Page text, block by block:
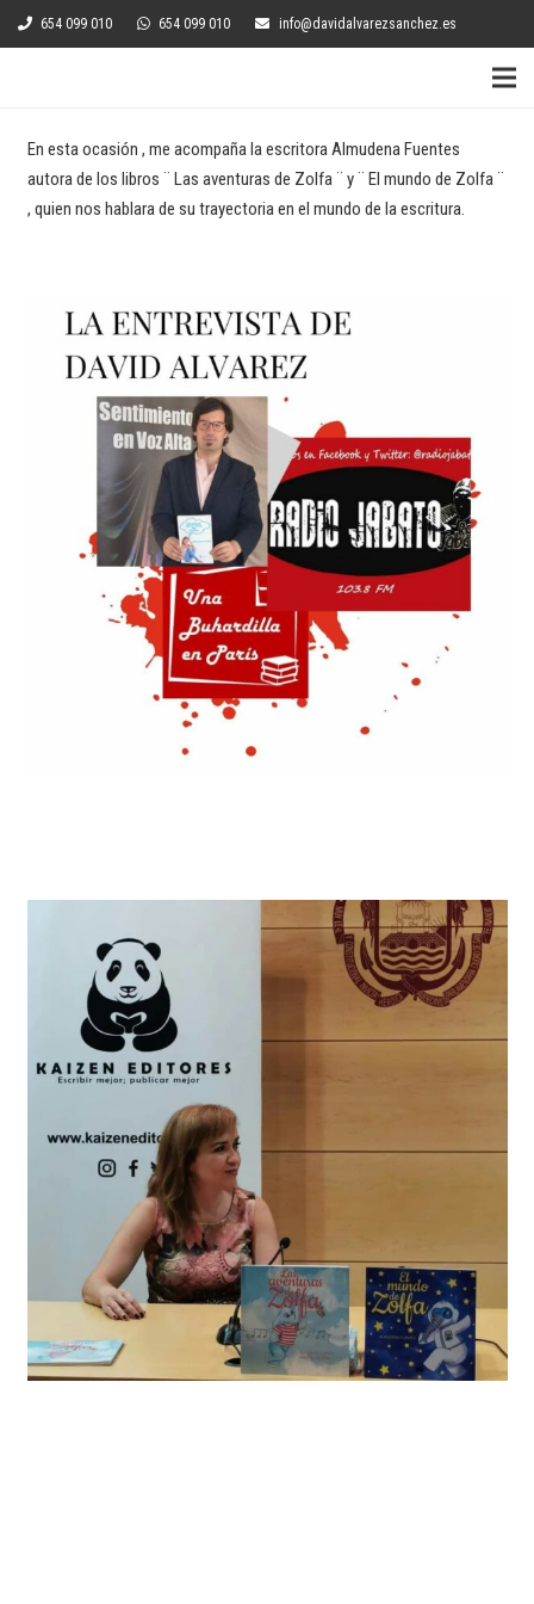
654 099 010 654 099 010 info@davidalvarezsanchez.es
En esta ocasión , me acompaña la escritora Almudena Fuentes
autora de los libros ¨ Las aventuras de Zolfa ¨ y ¨ El mundo de Zolfa ¨
, quien nos hablara de su trayectoria en el mundo de la escritura.